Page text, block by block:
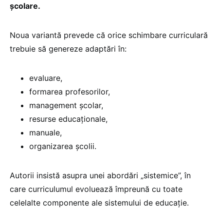
școlare.
Noua variantă prevede că orice schimbare curriculară
trebuie să genereze adaptări în:
evaluare,
formarea profesorilor,
management școlar,
resurse educaționale,
manuale,
organizarea școlii.
Autorii insistă asupra unei abordări „sistemice”, în
care curriculumul evoluează împreună cu toate
celelalte componente ale sistemului de educație.